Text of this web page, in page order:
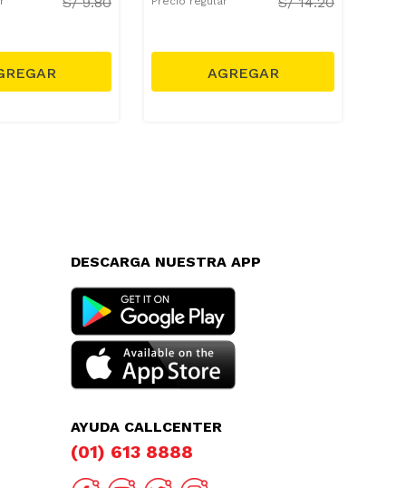
DESCARGA NUESTRA APP
AYUDA CALLCENTER
(01) 613 8888